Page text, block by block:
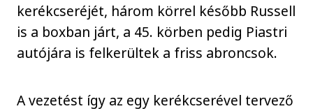
kerékcseréjét, három körrel később Russell
is a boxban járt, a 45. körben pedig Piastri
autójára is felkerültek a friss abroncsok.
A vezetést így az egy kerékcserével tervező